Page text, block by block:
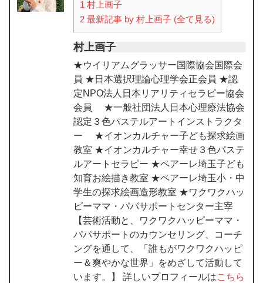
1 村上画子
2 最新記事 by 村上画子 (全て見る)
村上画子
★ウイリアムグラッサー国際協会国際会
員 ★日本選択理論心理学会正会員 ★認
定NPO法人日本リアリティセラピー協会
会員 ★一般社団法人日本心理療法協会
認定３色パステルアートインストラクタ
ー ★イオンカルチャー子ども探求絵画
教室 ★イオンカルチャー幸せ３色パステ
ルアートセラピー ★ペアーレ埼玉子ども
知育お絵描き教室 ★ペアーレ埼玉小・中
学生の探求絵画造形教室 ★ワクワクハッ
ピーママ・パパサポートセンター主宰
【芸術活動と、ワクワクハッピーママ・
パパサポートのカウンセリング、コーチ
ングを通して、「誰もがワクワクハッピ
ー＆爽やかな世界」をめざして活動して
います。】 詳しいプロフィールはこちら